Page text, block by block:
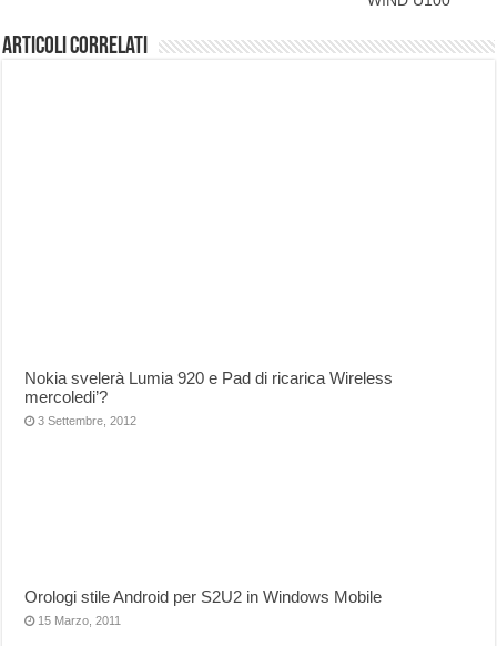
Articoli correlati
Nokia svelerà Lumia 920 e Pad di ricarica Wireless
mercoledi’?
3 Settembre, 2012
Orologi stile Android per S2U2 in Windows Mobile
15 Marzo, 2011